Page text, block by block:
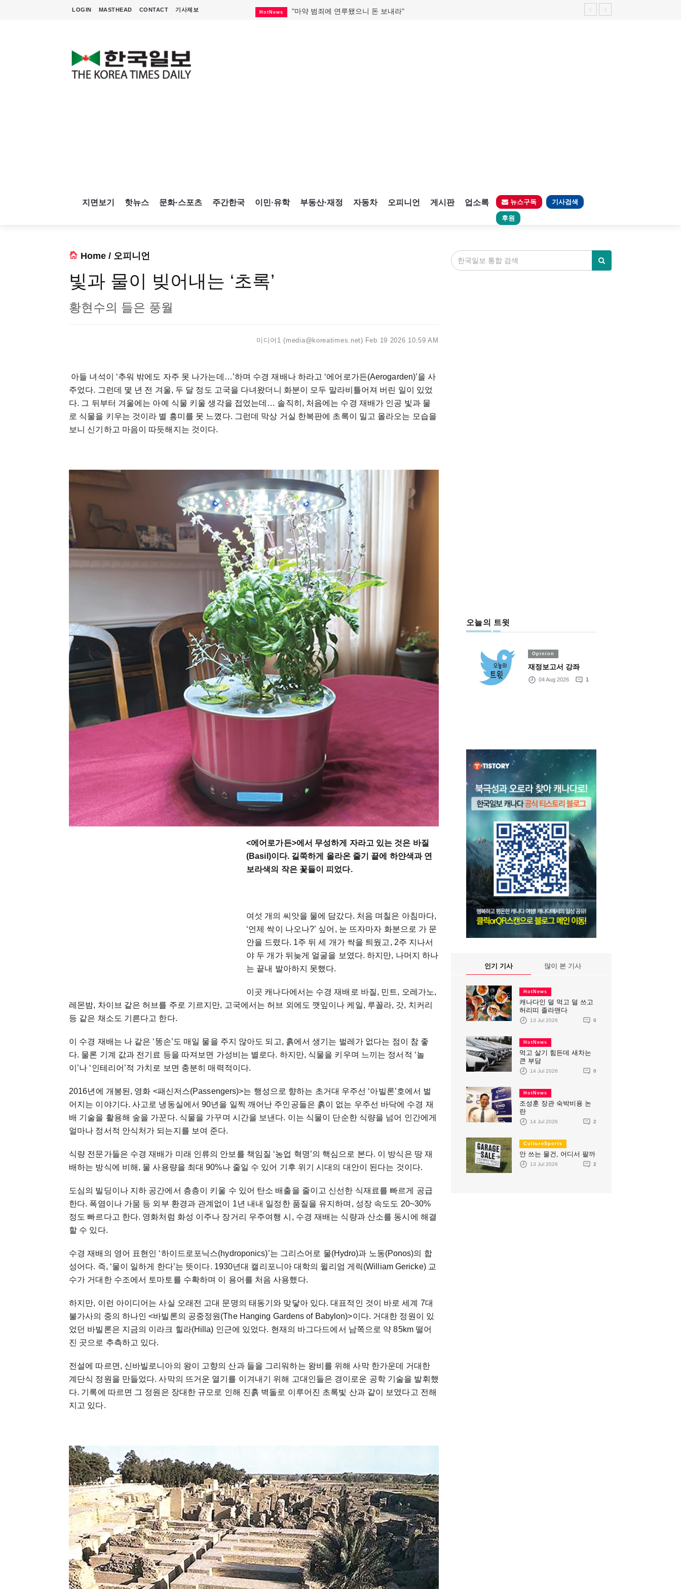
LOGIN MASTHEAD CONTACT 기사제보 HotNews "마약 범죄에 연루됐으니 돈 보내라"
지면보기 핫뉴스 문화·스포츠 주간한국 이민·유학 부동산·재정 자동차 오피니언 게시판 업소록 뉴스구독 기사검색
후원
Home / 오피니언
빛과 물이 빚어내는 ‘초록’
황현수의 들은 풍월
미디어1 (media@koreatimes.net) Feb 19 2026 10:59 AM
아들 녀석이 ‘추워 밖에도 자주 못 나가는데 …’하며 수경 재배나 하라고 ‘에어로가든(Aerogarden)’을 사
주었다. 그런데 몇 년 전 겨울, 두 달 정도 고국을 다녀왔더니 화분이 모두 말라비틀어져 버린 일이
있었
다. 그 뒤부터 겨울에는 아예 식물 키울 생각을 접었는데 … 솔직히 , 처음에는 수경 재배가 인공 빛과 물
로 식물을 키우는 것이라 별 흥미를 못 느꼈다. 그런데 막상 거실 한복판에 초록이 밀고 올라오는 모습을
보니 신기하고 마음이 따듯해지는 것이다.
<에어로가든>에서 무성하게 자라고 있는 것은 바질
(Basil)이다. 길쭉하게 올라온 줄기 끝에 하얀색과 연
보라색의 작은 꽃들이 피었다.
여섯 개의 씨앗을 물에 담갔다. 처음 며칠은 아침마다,
‘언제 싹이 나오나?’ 싶어 , 눈 뜨자마자 화분으로 가 문
안을 드렸다. 1주 뒤 세 개가 싹을 틔웠고 , 2주 지나서
야 두 개가 뒤늦게 얼굴을 보였다.하지만, 나머지 하나
는 끝내 발아하지 못했다.
이곳 캐나다에서는 수경 재배로 바질, 민트, 오레가노,
레몬밤, 차이브 같은 허브를 주로 기르지만, 고국에서는 허브 외에도 깻잎이나 케일, 루꼴라, 갓, 치커리
등 같은 채소도 기른다고 한다.
이 수경 재배는 나 같은 ‘똥손’ 도 매일 물을 주지 않아도 되고, 흙에서 생기는 벌레가 없다는 점이 참 좋
다. 물론 기계 값과 전기료 등을 따져보면 가성비는 별로다. 하지만, 식물을 키우며 느끼는 정서적 ‘놀
이 ’나 ‘인테리어 ’적 가치로 보면 충분히 매력적이다.
2016년에 개봉된 , 영화 <패신저스(Passengers)>는 행성으로 향하는 초거대 우주선 ‘아빌론’호에서 벌
어지는 이야기다.사고로 냉동실에서 90년을 일찍 깨어난 주인공들은 흙이 없는 우주선 바닥에 수경 재
배 기술을 활용해 숲을 가꾼다. 식물을 가꾸며 시간을 보낸다. 이는 식물이 단순한 식량을 넘어 인간에게
얼마나 정서적 안식처가 되는지를 보여 준다.
식량 전문가들은 수경 재배가 미래 인류의 안보를 책임질 ‘농업 혁명’의 핵심으로 본다. 이 방식은 땅 재
배하는 방식에 비해 , 물 사용량을 최대 90%나 줄일 수 있어 기후 위기 시대의 대안이 된다는 것이다.
도심의 빌딩이나 지하 공간에서 층층이 키울 수 있어 탄소 배출을 줄이고 신선한 식재료를 빠르게
공급
한다. 폭염이나 가뭄 등 외부 환경과 관계없이 1년 내내 일정한 품질을 유지하며 , 성장 속도도 20~30%
정도 빠르다고 한다. 영화처럼 화성 이주나 장거리 우주여행 시 , 수경 재배는 식량과 산소를 동시에 해결
할 수 있다.
수경 재배의 영어 표현인 ‘하이드로포닉스(hydroponics)’는 그리스어로 물(Hydro)과 노동(Ponos)의 합
성어다. 즉, ‘물이 일하게 한다’는 뜻이다. 1930년대 캘리포니아 대학의 윌리엄 게릭(William Gericke) 교
수가 거대한 수조에서 토마토를 수확하며 이 용어를 처음 사용했다.
하지만, 이런 아이디어는 사실 오래전 고대 문명의 태동기와 맞닿아 있다.대표적인 것이 바로 세계 7대
불가사의 중의 하나인 <바빌론의 공중정원 (The Hanging Gardens of Babylon)>이다. 거대한 정원이
있
었던 바빌론은 지금의 이라크 힐라(Hilla) 인근에 있었다. 현재의 바그다드에서 남쪽으로 약 85km 떨어
진 곳으로 추측하고 있다.
전설에 따르면 , 신바빌로니아의 왕이 고향의 산과 들을 그리워하는 왕비를 위해 사막 한가운데 거대한
계단식 정원을 만들었다.사막의 뜨거운 열기를 이겨내기 위해 고대인들은 경이로운 공학 기술을 발휘했
다. 기록에 따르면 그 정원은 장대한 규모로 인해 진흙 벽돌로 이루어진 초록빛 산과 같이 보였다고 전해
지고 있다.
오늘의 트윗
Opinion
재정보고서 강좌
04 Aug 2026 1
인기 기사 많이 본 기사
HotNews
캐나다인 덜 먹고 덜 쓰고
허리띠 졸라맨다
13 Jul 2026 0
HotNews
먹고 살기 힘든데 새차는
큰 부담
14 Jul 2026 0
HotNews
조성훈 장관 숙박비용 논
란
14 Jul 2026 2
CultureSports
안 쓰는 물건, 어디서 팔까
13 Jul 2026 2